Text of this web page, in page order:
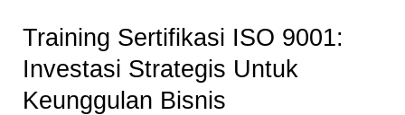
Training Sertifikasi ISO 9001:
Investasi Strategis Untuk
Keunggulan Bisnis
Training
Sertifikasi
ISO